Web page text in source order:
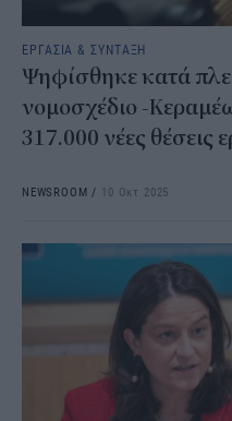
ΕΡΓΑΣΙΑ & ΣΥΝΤΑΞΗ
Ψηφίσθηκε κατά
νομοσχέδιο -
317.000 νέες θέσεις
NEWSROOM / 10 Οκτ 2025